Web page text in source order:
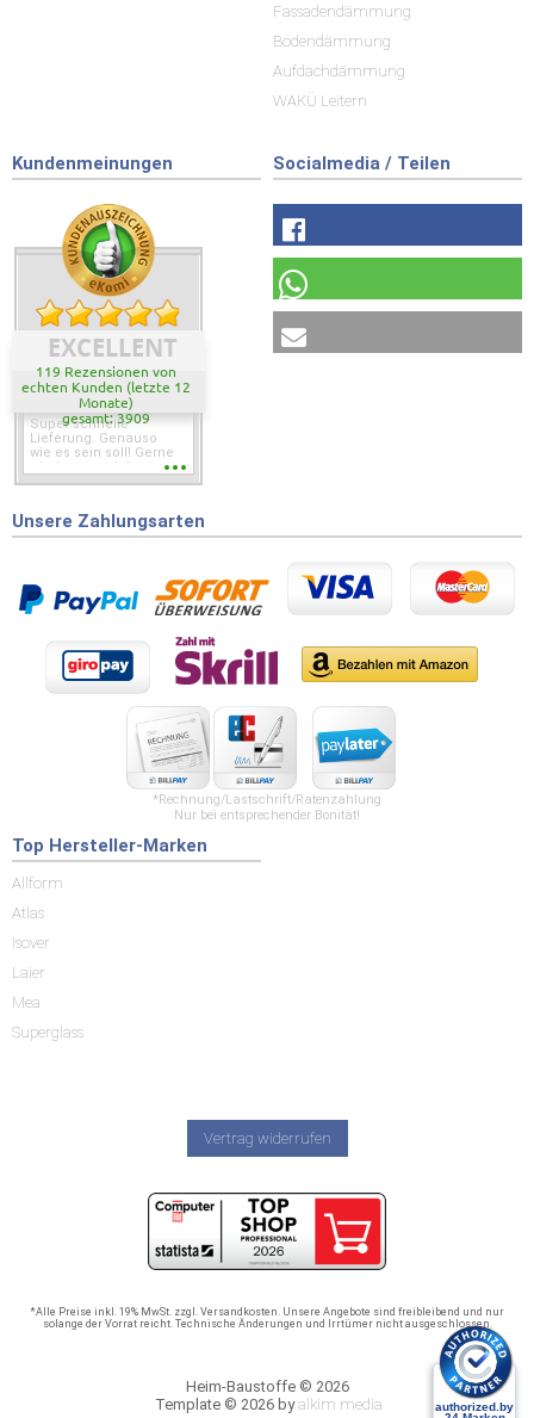
Fassadendämmung
Bodendämmung
Aufdachdämmung
WAKÜ Leitern
Kundenmeinungen
EXCELLENT
119 Rezensionen von
echten Kunden (letzte 12
Monate)
gesamt: 3909
Super schnelle
Lieferung. Genauso
wie es sein soll! Gerne
wieder wenn ich was
Socialmedia / Teilen
Unsere Zahlungsarten
*Rechnung/Lastschrift/Ratenzahlung
Nur bei entsprechender Bonität!
Top Hersteller-Marken
Allform
Atlas
Isover
Laier
Mea
Superglass
Vertrag widerrufen
*Alle Preise inkl. 19% MwSt. zzgl. Versandkosten. Unsere Angebote sind freibleibend und nur
solange der Vorrat reicht. Technische Änderungen und Irrtümer nicht ausgeschlossen.
Heim-Baustoffe © 2026
Template © 2026 byalkim media